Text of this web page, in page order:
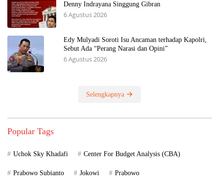
Denny Indrayana Singgung Gibran
6 Agustus 2026
Edy Mulyadi Soroti Isu Ancaman terhadap Kapolri,
Sebut Ada “Perang Narasi dan Opini”
6 Agustus 2026
Selengkapnya
Popular Tags
Uchok Sky Khadafi Center For Budget Analysis (CBA)
Prabowo Subianto Jokowi Prabowo